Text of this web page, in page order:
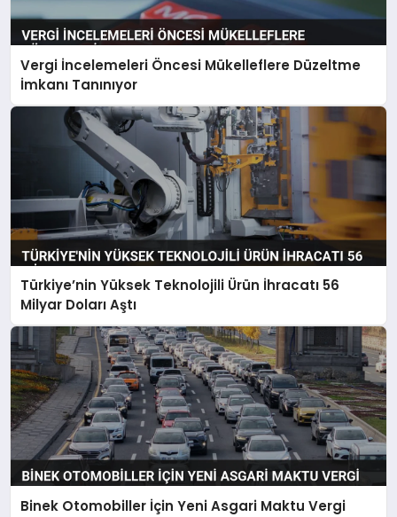
Vergi İncelemeleri Öncesi Mükelleflere Düzeltme
İmkanı Tanınıyor
Türkiye’nin Yüksek Teknolojili Ürün İhracatı 56
Milyar Doları Aştı
Binek Otomobiller İçin Yeni Asgari Maktu Vergi